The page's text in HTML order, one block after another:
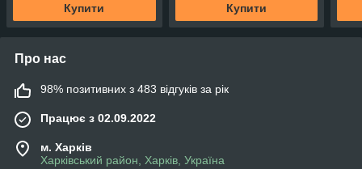
Купити Купити
Про нас
98% позитивних з 483 відгуків за рік
Працює з 02.09.2022
м. Харків
Харківський район, Харків, Україна